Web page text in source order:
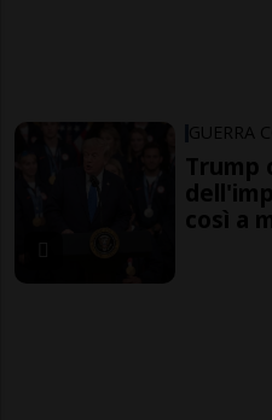
GUERRA
Trump
così a